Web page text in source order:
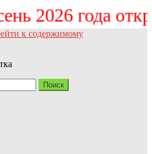
2026 года
к содержимому
Поиск